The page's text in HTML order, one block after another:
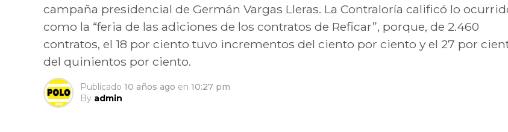
campaña presidencial de Germán Vargas Lleras. La Contraloría calificó lo
como la “feria de las adiciones de los contratos de Reficar”, porque, de 2.460
contratos, el 18 por ciento tuvo incrementos del ciento por ciento y el 27 por
del quinientos por ciento.
Publicado 10 años ago en 10:27 pm
By admin